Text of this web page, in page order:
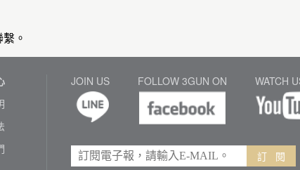
。
JOIN US FOLLOW 3GUN ON WATCH
訂 閱